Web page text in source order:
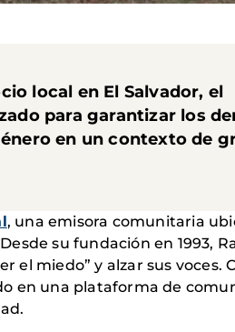
local en El Salvador, el
para garantizar los
en un contexto de
, una emisora comunitaria
su fundación en 1993,
miedo” y alzar sus voces.
en una plataforma de